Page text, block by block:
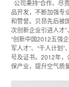
公司秉持“合作、尽
品开发，不断加强专
和赞誉。贝昂先后被
次创新企业引进人才”
“创新中国2012五强
军人才”、“千人计划
号及证书。2012年，
保产业，提升空气质量